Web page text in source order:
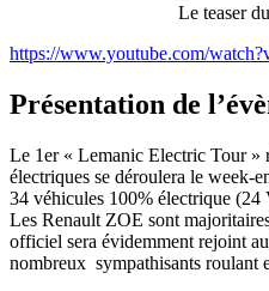
Le teaser
https://www.youtube.com/watch?
Présentation de
Le 1er « Lemanic Electric Tour »
électriques se déroulera le
34 véhicules 100% électrique
Les Renault ZOE sont
officiel sera évidemment rejoint
nombreux sympathisants roulant